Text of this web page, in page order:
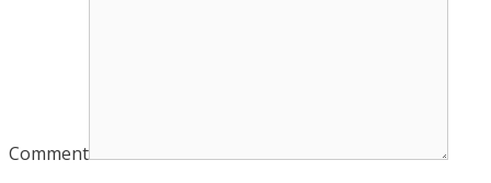
Comment